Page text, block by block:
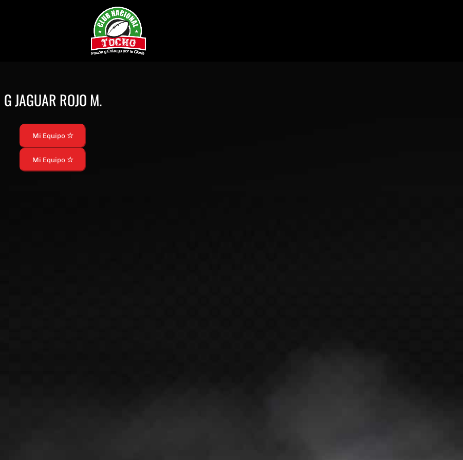
G JAGUAR ROJO M.
Mi Equipo
Mi Equipo